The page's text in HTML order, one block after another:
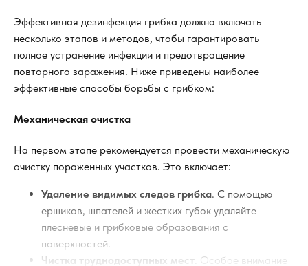
Эффективная дезинфекция грибка должна включать
несколько этапов и методов, чтобы гарантировать
полное устранение инфекции и предотвращение
повторного заражения. Ниже приведены наиболее
эффективные способы борьбы с грибком:
Механическая очистка
На первом этапе рекомендуется провести механическую
очистку пораженных участков. Это включает:
Удаление видимых следов грибка. С помощью
ершиков, шпателей и жестких губок удаляйте
плесневые и грибковые образования с
поверхностей.
Чистка труднодоступных мест . Особое внимание